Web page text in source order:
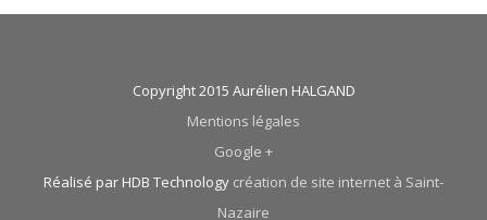
Copyright 2015 Aurélien HALGAND
Mentions légales
Google +
Réalisé par HDB Technology création de site internet à Saint-
Nazaire